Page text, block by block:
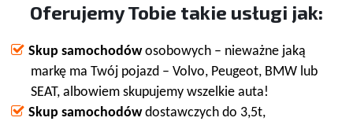
Oferujemy Tobie takie usługi jak:
Skup samochodówosobowych – nieważne jaką
markę ma Twój pojazd – Volvo, Peugeot, BMW lub
SEAT, albowiem skupujemy wszelkie auta!
Skup samochodówdostawczych do 3,5t,